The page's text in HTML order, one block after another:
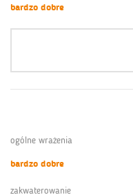
bardzo dobre
ogólne wrażenia
bardzo dobre
zakwaterowanie